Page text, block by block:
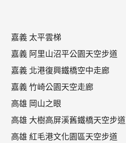
嘉義 太平雲梯
嘉義 阿里山沼平公園天空步道
嘉義 北港復興鐵橋空中走廊
嘉義 竹崎公園天空走廊
高雄 岡山之眼
高雄 大樹高屏溪舊鐵橋天空步道
高雄 紅毛港文化園區天空步道